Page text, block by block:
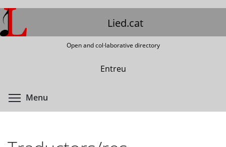
Skip
to
main
Lied.cat
Open and col·laborative directory
Entreu
Menu